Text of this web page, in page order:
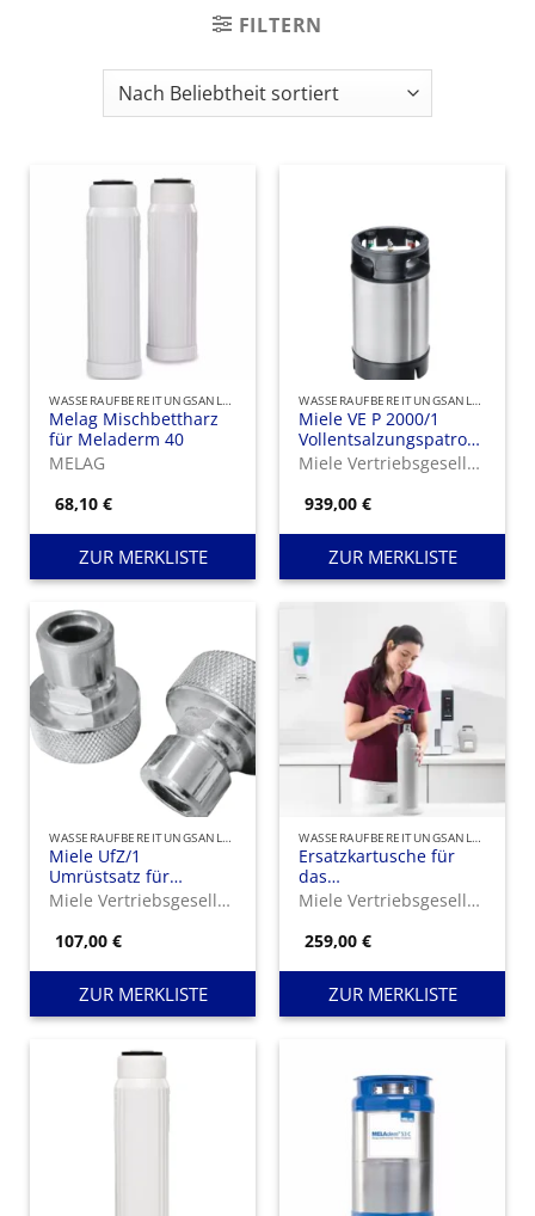
FILTERN
WASSERAUFBEREITUNGSANLAGEN UND IONENAUSTAUSCHER
Melag Mischbettharz
für Meladerm 40
MELAG
68,10€
ZUR MERKLISTE
WASSERAUFBEREITUNGSANLAGEN UND IONENAUSTAUSCHER
Miele VE P 2000/1
Vollentsalzungspatrone
zur optimalen
Wasseraufbereitung
Miele Vertriebsgesellschaft Deutschland KG
939,00€
ZUR MERKLISTE
WASSERAUFBEREITUNGSANLAGEN UND IONENAUSTAUSCHER
Miele UfZ/1
Umrüstsatz für
Zweitpatrone
Miele Vertriebsgesellschaft Deutschland KG
107,00€
ZUR MERKLISTE
WASSERAUFBEREITUNGSANLAGEN UND IONENAUSTAUSCHER
Ersatzkartusche für
das
Wasseraufbereitungssystem
Bereitstellung von VE-
Miele Vertriebsgesellschaft Deutschland KG
259,00€
ZUR MERKLISTE